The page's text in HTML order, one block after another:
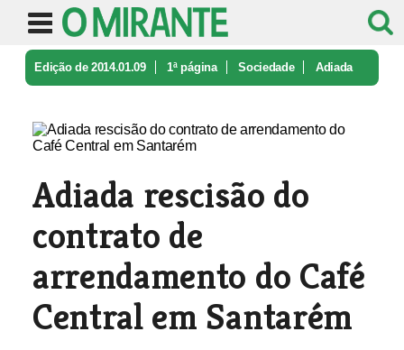
Edição de 2014.01.09 1ª página Sociedade Adiada
Adiada rescisão do
contrato de
arrendamento do Café
Central em Santarém